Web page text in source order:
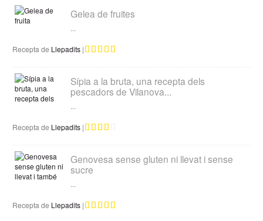
Gelea de fruites
...
Recepta de Llepadits |
Sípia a la bruta, una recepta dels
pescadors de Vilanova...
...
Recepta de Llepadits |
Genovesa sense gluten ni llevat i sense
sucre
...
Recepta de Llepadits |